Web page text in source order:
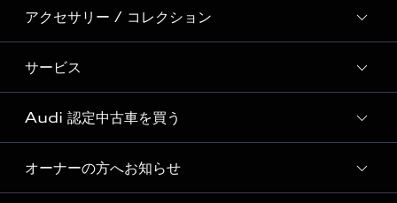
Formula 1®
デジタルサービス
新車在庫検索
試乗車・展示車検索
見積り依頼
試乗予約
モデル一覧
特別仕様モデル / 限定モデル
e-tronラインアップ
価格シミュレーション
車両比較
アクセサリー / コレクション
純正アクセサリー
オンラインショップ
Audi collection
アウディナビアプリ
サービス
サービス入庫予約
サービスプログラム
メンテナンス
Audi 認定中古車を買う
Audi認定中古車
オーナーの方へお知らせ